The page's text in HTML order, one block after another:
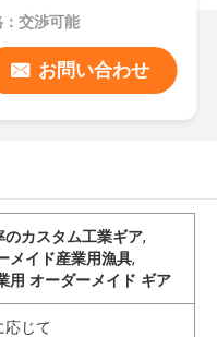
：交渉可能
お問い合わせ
のカスタム工業ギア,
メイド産業用漁具,
用 オーダーメイド ギア
応じて